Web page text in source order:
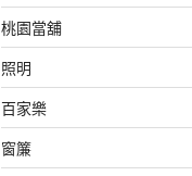
桃園當舖
照明
百家樂
窗簾